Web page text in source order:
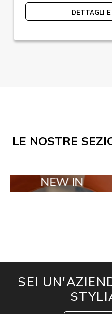
DETTAGLI E
LE NOSTRE
SEI